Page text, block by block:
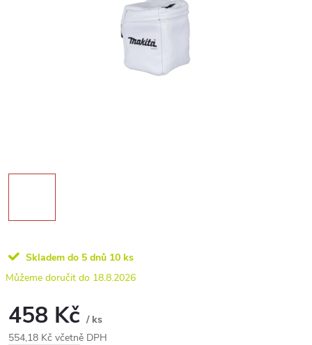
Skladem do 5 dnů 10 ks
18.8.2026
458 Kč / ks
554,18 Kč včetně DPH